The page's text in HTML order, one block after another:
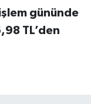
gününde
TL’den